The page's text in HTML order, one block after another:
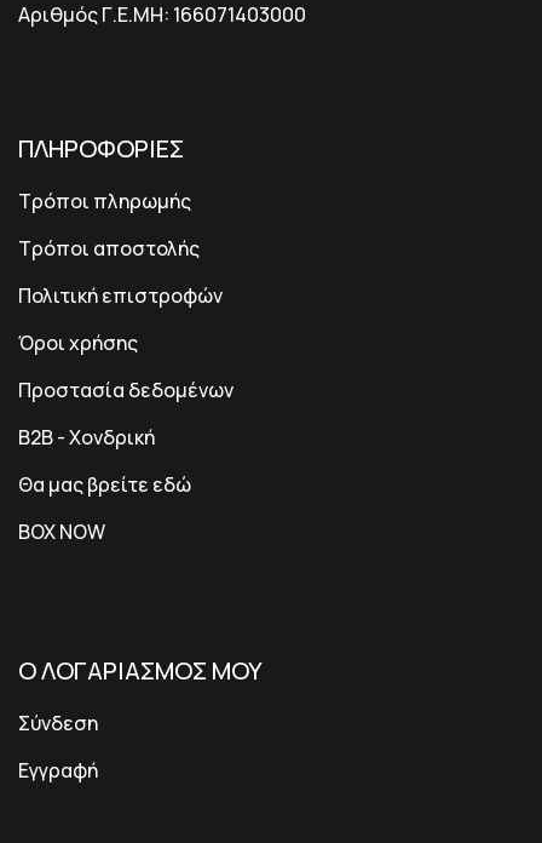
Αριθμός Γ.Ε.ΜΗ: 166071403000
ΠΛΗΡΟΦΟΡΙΕΣ
Τρόποι πληρωμής
Τρόποι αποστολής
Πολιτική επιστροφών
Όροι χρήσης
Προστασία δεδομένων
B2B - Χονδρική
Θα μας βρείτε εδώ
BOX NOW
Ο ΛΟΓΑΡΙΑΣΜΟΣ ΜΟΥ
Σύνδεση
Εγγραφή